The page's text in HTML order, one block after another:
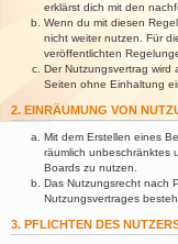
erklärst dich mit den
Wenn du mit diesen
nicht weiter nutzen. Für
veröffentlichten
Der Nutzungsvertrag
Seiten ohne Einhaltung
2. EINRÄUMUNG VON
Mit dem Erstellen eines
räumlich unbeschränktes
Boards zu nutzen.
Das Nutzungsrecht nach
Nutzungsvertrages
3. PFLICHTEN DES